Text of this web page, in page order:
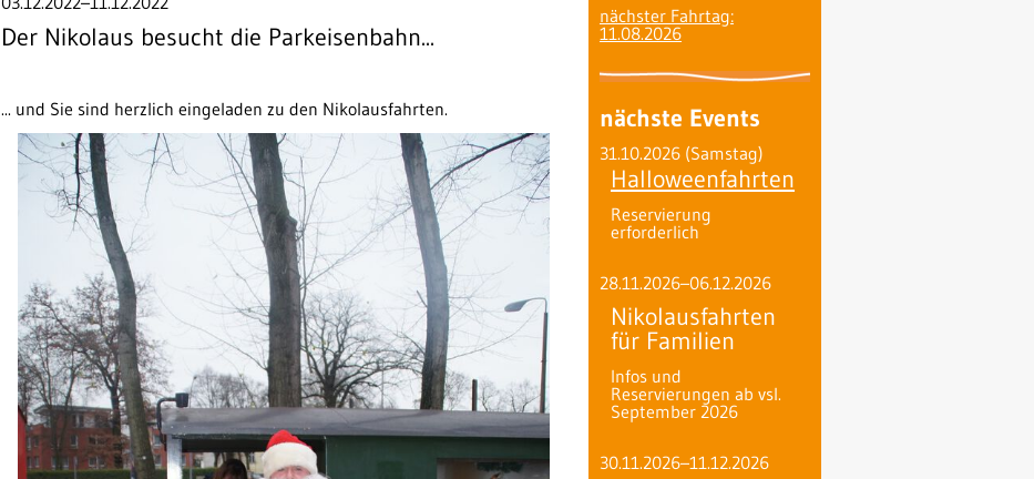
Der Nikolaus besucht die Parkeisenbahn...
... und Sie sind herzlich eingeladen zu den Nikolausfahrten.
nächster Fahrtag:
11.08.2026
nächste Events
31.10.2026 (Samstag)
Halloweenfahrten
Reservierung
erforderlich
28.11.2026–06.12.2026
Nikolausfahrten
für Familien
Infos und
Reservierungen ab vsl.
September 2026
30.11.2026–11.12.2026